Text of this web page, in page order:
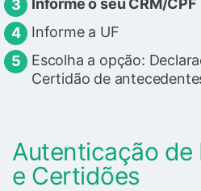
Informe o seu CRM/CPF
Informe a UF
Escolha a opção:
Certidão de
Autenticação de
e Certidões